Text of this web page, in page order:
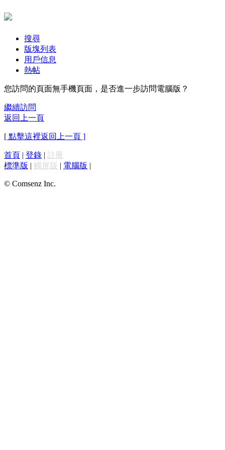
搜尋
版塊列表
用戶信息
熱帖
您訪問的頁面無手機頁面，是否進一步訪問電腦版？
繼續訪問
返回上一頁
[ 點擊這裡返回上一頁 ]
首頁 | 登錄 | 註冊
標準版 | 觸屏版 | 電腦版 |
© Comsenz Inc.